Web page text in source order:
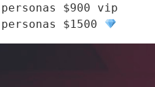
personas $900 vip
personas $1500